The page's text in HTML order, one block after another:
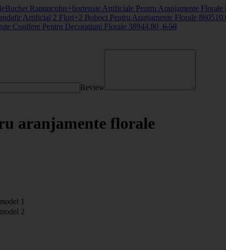
Buchet Ranunculus+hortensie Artificiale Pentru Aranjamente Florale
Artificial 2 Flori+2 Boboci Pentru Aranjamente Florale 860510
Conifere Pentru Decoratiuni Florale 38944.80 ,6.50
Review
aranjamente florale
model 1
model 2